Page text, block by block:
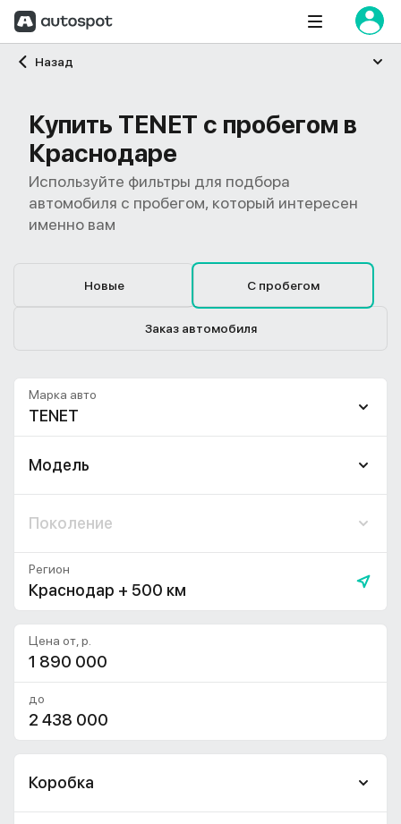
Назад
Главная
Купить TENET с пробегом в
Краснодаре
Используйте фильтры для подбора
автомобиля с пробегом, который интересен
именно вам
Новые С пробегом
Заказ автомобиля
TENET
Марка авто
Модель
Поколение
Краснодар + 500 км
Регион
Цена от, р.
до
Коробка